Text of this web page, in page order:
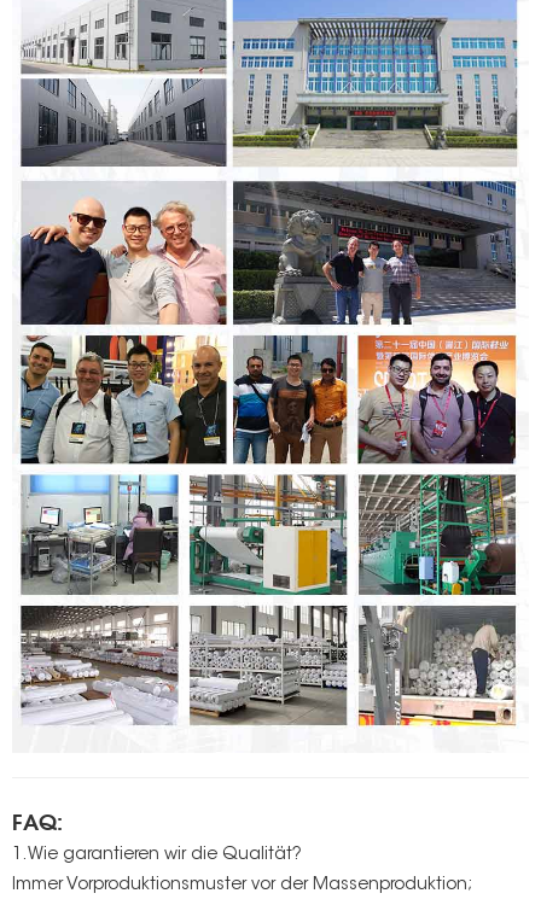
FAQ:
1. Wie garantieren wir die Qualität?
Immer Vorproduktionsmuster vor der Massenproduktion;